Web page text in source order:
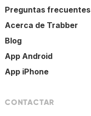
Preguntas frecuentes
Acerca de Trabber
Blog
App Android
App iPhone
CONTACTAR